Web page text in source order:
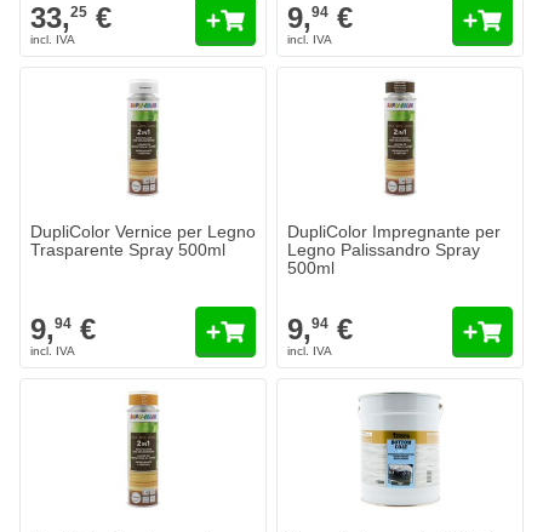
33,25 € 9,94 €
DupliColor Vernice per Legno
Trasparente Spray 500ml
9,94 €
DupliColor Impregnante per
Legno Palissandro Spray
500ml
9,94 €